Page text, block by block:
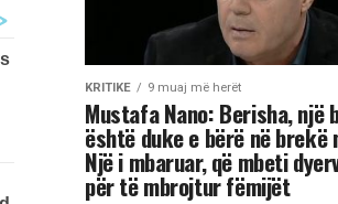
KRITIKE 9 muaj më herët
Mustafa Nano: Berisha, një
është duke e bërë në
Një i mbaruar, që mbeti
për të mbrojtur fëmijët